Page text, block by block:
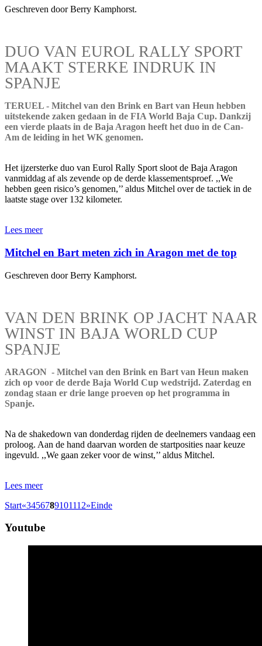
Geschreven door Berry Kamphorst.
DUO VAN EUROL RALLY SPORT
MAAKT STERKE INDRUK IN
SPANJE
TERUEL - Mitchel van den Brink en Bart van Heun hebben
uitstekende zaken gedaan in de FIA World Baja Cup. Dankzij
een vierde plaats in de Baja Aragon heeft het duo in de Can-
Am de leiding in het WK genomen.
Het ijzersterke duo van Eurol Rally Sport sloot de Baja Aragon
vanmiddag af als zevende op de derde klassementsproef. ,,We
hebben geen risico’s genomen,’’ aldus Mitchel over de tactiek in de
laatste stage over 132 kilometer.
Lees meer
Mitchel en Bart meten zich in Aragon met de top
Geschreven door Berry Kamphorst.
VAN DEN BRINK OP JACHT NAAR
WINST IN BAJA WORLD CUP
SPANJE
ARAGON - Mitchel van den Brink en Bart van Heun maken
zich op voor de derde Baja World Cup wedstrijd. Zaterdag en
zondag staan er drie lange proeven op het programma in
Spanje.
Na de shakedown van donderdag rijden de deelnemers vandaag een
proloog. Aan de hand daarvan worden de startposities naar keuze
ingevuld. ,,We gaan zeker voor de winst,’’ aldus Mitchel.
Lees meer
Start«3456789101112»Einde
Youtube